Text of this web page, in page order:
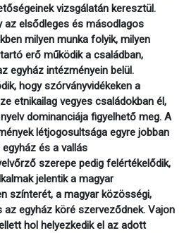
vizsgálatán keresztül.
az elsődleges és másodlagos
milyen munka folyik, milyen
erő működik a családban,
egyház intézményein belül.
hogy szórványvidékeken a
etnikailag vegyes családokban él,
dominanciája figyelhető meg. A
létjogosultsága egyre jobban
és a vallás
szerepe pedig felértékelődik,
jelentik a magyar
színterét, a magyar közösségi,
az egyház köré szerveződnek. Vajon
hol helyezkedik el az adott